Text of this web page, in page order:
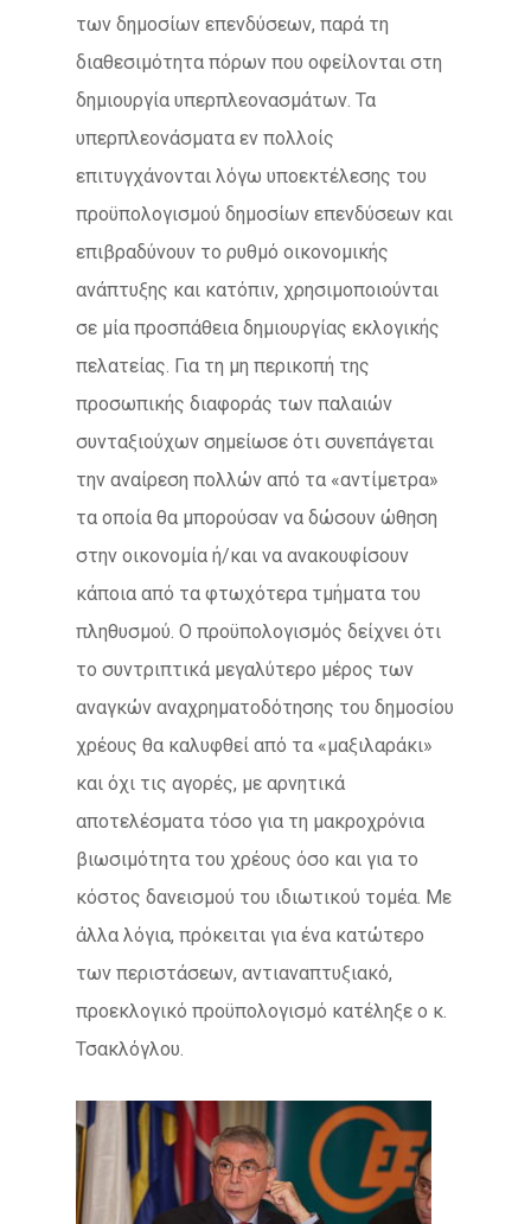
των δημοσίων επενδύσεων, παρά τη
διαθεσιμότητα πόρων που οφείλονται στη
δημιουργία υπερπλεονασμάτων. Τα
υπερπλεονάσματα εν πολλοίς
επιτυγχάνονται λόγω υποεκτέλεσης του
προϋπολογισμού δημοσίων επενδύσεων και
επιβραδύνουν το ρυθμό οικονομικής
ανάπτυξης και κατόπιν, χρησιμοποιούνται
σε μία προσπάθεια δημιουργίας εκλογικής
πελατείας. Για τη μη περικοπή της
προσωπικής διαφοράς των παλαιών
συνταξιούχων σημείωσε ότι συνεπάγεται
την αναίρεση πολλών από τα «αντίμετρα»
τα οποία θα μπορούσαν να δώσουν ώθηση
στην οικονομία ή/και να ανακουφίσουν
κάποια από τα φτωχότερα τμήματα του
πληθυσμού. Ο προϋπολογισμός δείχνει ότι
το συντριπτικά μεγαλύτερο μέρος των
αναγκών αναχρηματοδότησης του δημοσίου
χρέους θα καλυφθεί από τα «μαξιλαράκι»
και όχι τις αγορές, με αρνητικά
αποτελέσματα τόσο για τη μακροχρόνια
βιωσιμότητα του χρέους όσο και για το
κόστος δανεισμού του ιδιωτικού τομέα. Με
άλλα λόγια, πρόκειται για ένα κατώτερο
των περιστάσεων, αντιαναπτυξιακό,
προεκλογικό προϋπολογισμό κατέληξε ο κ.
Τσακλόγλου.